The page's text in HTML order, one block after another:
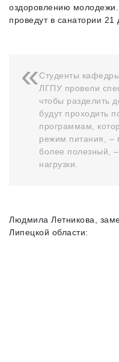
оздоровлению
проведут в санатории 21
Студенты
ЛГПУ провели
чтобы разделить
будут проходить
программам,
режим питания, –
более полезный,
нагрузки.
Людмила Летникова,
Липецкой области: